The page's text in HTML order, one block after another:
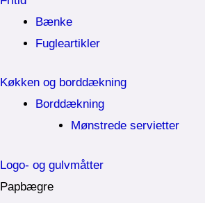
Bænke
Fugleartikler
Køkken og borddækning
Borddækning
Mønstrede servietter
Logo- og gulvmåtter
Papbægre